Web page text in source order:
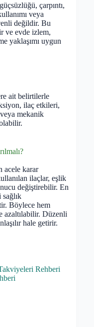
çarpıntı,
veya
değildir. Bu
ve evde izlem,
yaklaşımı uygun
ait belirtilerle
ilaç etkileri,
mekanik
acele karar
ilaçlar, eşlik
değiştirebilir. En
Böylece hem
azaltılabilir. Düzenli
hale getirir.
Rehberi